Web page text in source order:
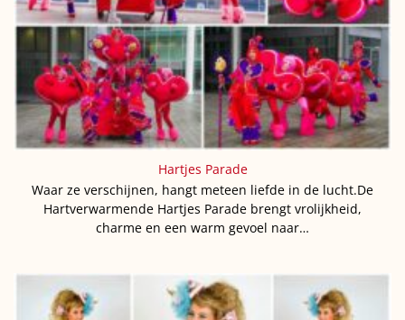
Hartjes Parade
Waar ze verschijnen, hangt meteen liefde in de lucht.De
Hartverwarmende Hartjes Parade brengt vrolijkheid,
charme en een warm gevoel naar…